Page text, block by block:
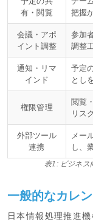
有・閲覧
把握
会議・アポ
イント調整
参加
調整
通知・リマ
インド
予定
とし
権限管理
閲覧
リス
外部ツール
連携
メー
し、
表1: ビジネス
一般的なカレ
日本情報処理推進